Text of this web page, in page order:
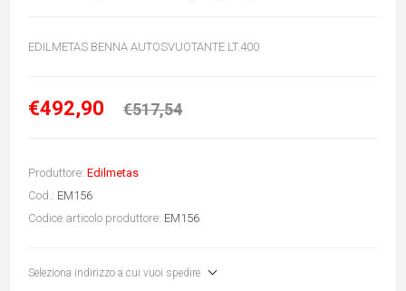
EDILMETAS BENNA AUTOSVUOTANTE LT.400
€492,90 €517,54
Produttore: Edilmetas
Cod.: EM156
Codice articolo produttore: EM156
Seleziona indirizzo a cui vuoi spedire